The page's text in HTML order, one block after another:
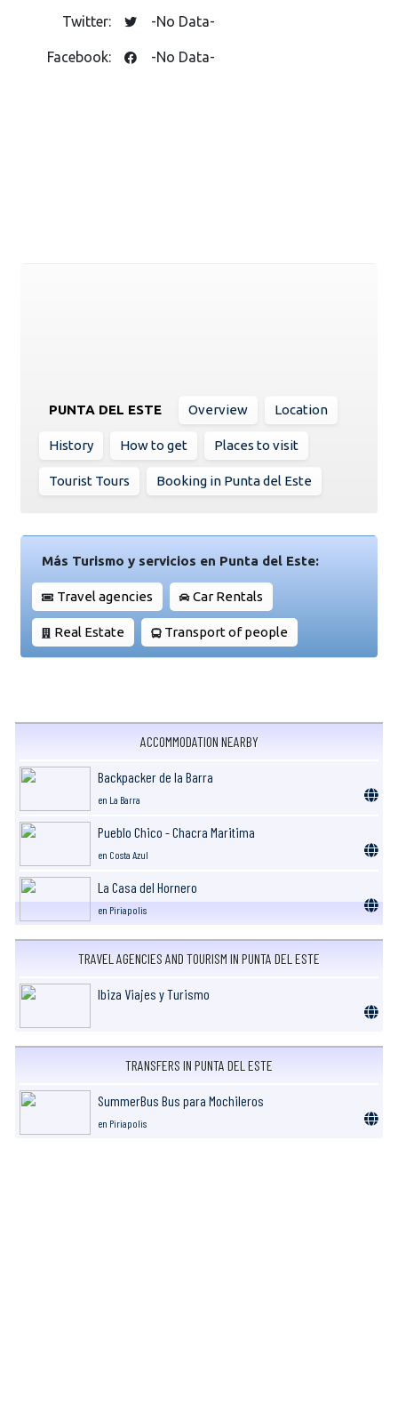
Twitter: -No Data-
Facebook: -No Data-
PUNTA DEL ESTE Overview Location
History How to get Places to visit
Tourist Tours Booking in Punta del Este
Más Turismo y servicios en Punta del Este:
Travel agencies Car Rentals
Real Estate Transport of people
ACCOMMODATION NEARBY
Backpacker de la Barra
en La Barra
Pueblo Chico - Chacra Maritima
en Costa Azul
La Casa del Hornero
en Piriapolis
TRAVEL AGENCIES AND TOURISM IN PUNTA DEL ESTE
Ibiza Viajes y Turismo
TRANSFERS IN PUNTA DEL ESTE
SummerBus Bus para Mochileros
en Piriapolis